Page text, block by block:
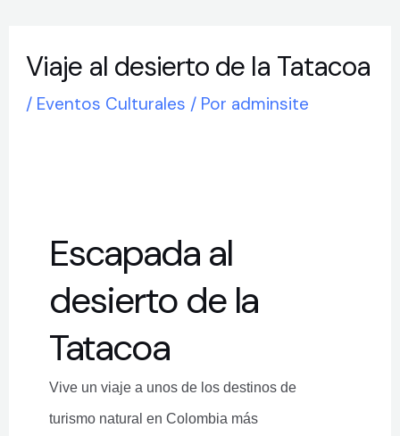
contenido
Viaje al desierto de la Tatacoa
/ Eventos Culturales / Por adminsite
Escapada al
desierto de la
Tatacoa
Vive un viaje a unos de los destinos de
turismo natural en Colombia más
entradas